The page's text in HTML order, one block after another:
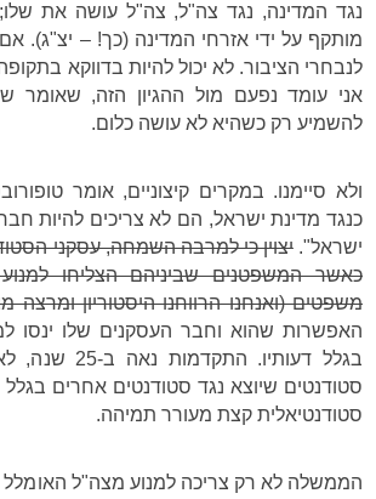
נגד המדינה, נגד צה"ל, צה"ל עושה את
מותקף על ידי אזרחי המדינה (כך! – יצ"ג).
לנבחרי הציבור. לא יכול להיות בדווקא
אני עומד נפעם מול ההגיון הזה, שאומר
להשמיע רק כשהיא לא עושה כלום.
ולא סיימנו. במקרים קיצוניים, אומר
כנגד מדינת ישראל, הם לא צריכים להיות
ישראל".יצוין כי למרבה השמחה, עסקני
כאשר המשפטנים שביניהם הצליחו
משפטים (ואנחנו הרווחנו היסטוריון ומרצה
האפשרות שהוא וחבר העסקנים שלו ינסו
בגלל
סטודנטים שיוצא נגד סטודנטים אחרים בגלל
סטודנטיאלית קצת מעורר תמיהה.
הממשלה לא רק צריכה למנוע מצה"ל האומלל